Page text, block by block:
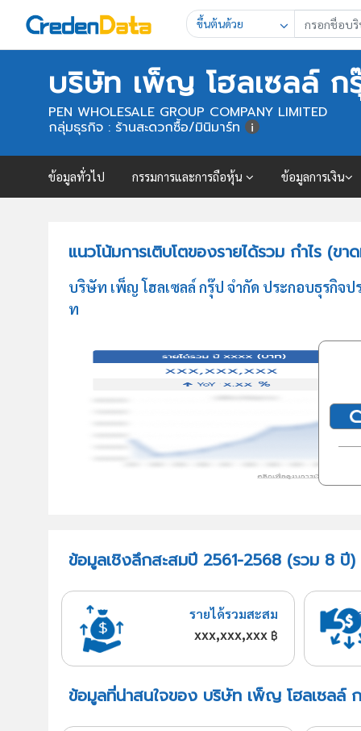
ขึ้นต้นด้วย
บริษัท เพ็ญ โฮลเซลล์ ก
PEN WHOLESALE GROUP COMPANY LIMITED
กลุ่มธุรกิจ : ร้านสะดวกซื้อ/มินิมาร์ท
ข้อมูลทั่วไป กรรมการและการถือหุ้น ข้อมูลการเงิน
แนวโน้มการเติบโตของรายได้รวม กำไร (
บริษัท เพ็ญ โฮลเซลล์ กรุ๊ป จำกัด ประกอบธุรกิจ
ท
ข้อมูลเชิงลึกสะสมปี 2561-2568 (รวม 8
รายได้รวมสะสม
xxx,xxx,xxx ฿
ข้อมูลที่น่าสนใจของ บริษัท เพ็ญ โฮลเซลล์